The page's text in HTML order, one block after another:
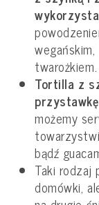
twarożkiem.
Tortilla z
możemy
bądź
Taki rodzaj
domówki,